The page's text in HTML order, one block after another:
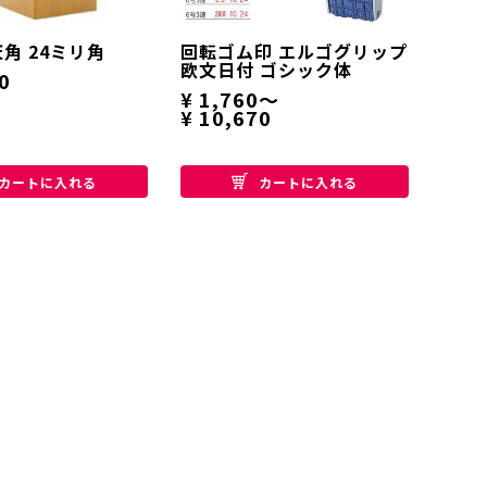
24ミリ角
ートに入れる
回転ゴム印 エルゴグリップ
欧文日付 ゴシック体
¥ 1,760～
¥ 10,670
カートに入れる